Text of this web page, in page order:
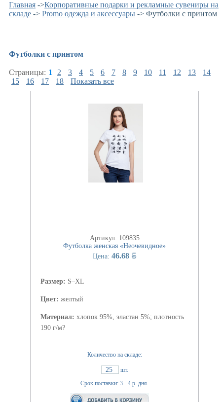
Главная ->Корпоративные подарки и рекламные сувениры на
складе -> Promo одежда и аксессуары -> Футболки с принтом
Футболки с принтом
Страницы: 1 2 3 4 5 6 7 8 9 10 11 12 13
14
15
16 17 18 Показать все
Артикул: 109835
Футболка женская «Неочевидное»
Цена: 46.68 BYN
Размер: S–XL
Цвет: желтый
Материал: хлопок 95%, эластан 5%; плотность
190 г/м?
Количество на складе:
25
шт.
Срок поставки: 3 - 4 р. дня.